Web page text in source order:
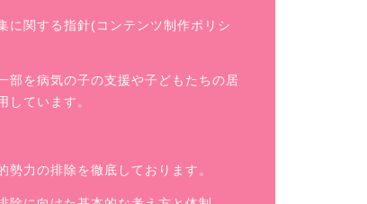
に関する指針(コンテンツ制作ポリシ
部を病気の子の支援や子どもたちの居
しています。
勢力の排除を徹底しております。